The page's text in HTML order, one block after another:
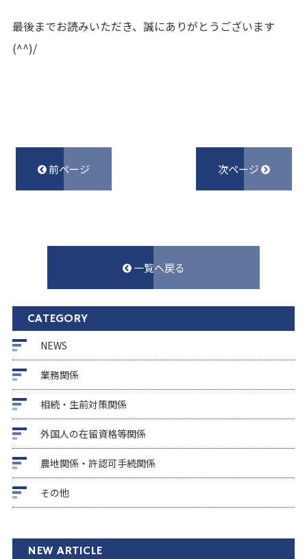
最後までお読みいただき、誠にありがとうございます
(^^)/
前ページ 次ページ
一覧へ戻る
CATEGORY
NEWS
業務関係
相続・生前対策関係
外国人の在留資格等関係
農地関係・許認可手続関係
その他
NEW ARTICLE